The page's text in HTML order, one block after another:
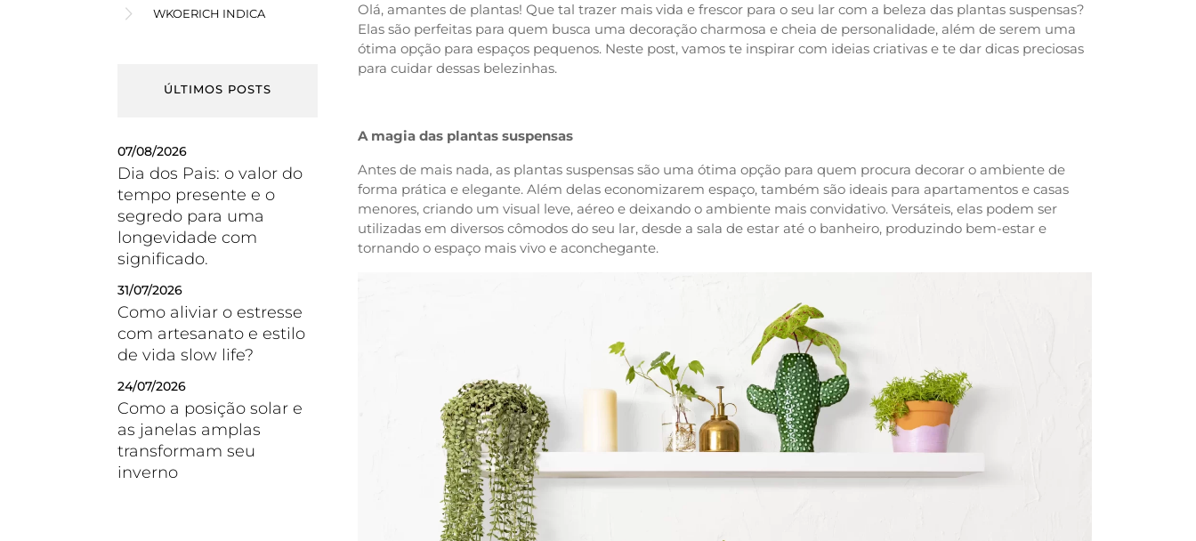
WKOERICH INDICA
ÚLTIMOS POSTS
07/08/2026
Dia dos Pais: o valor do
tempo presente e o
segredo para uma
longevidade com
significado.
31/07/2026
Como aliviar o estresse
com artesanato e estilo
de vida slow life?
24/07/2026
Como a posição solar e
as janelas amplas
transformam seu
inverno
Olá, amantes de plantas! Que tal trazer mais vida e frescor para o seu lar com a beleza das plantas suspensas?
Elas são perfeitas para quem busca uma decoração charmosa e cheia de personalidade, além de serem uma
ótima opção para espaços pequenos. Neste post, vamos te inspirar com ideias criativas e te dar dicas preciosas
para cuidar dessas belezinhas.
A magia das plantas suspensas
Antes de mais nada, as plantas suspensas são uma ótima opção para quem procura decorar o ambiente de
forma prática e elegante. Além delas economizarem espaço, também são ideais para apartamentos e casas
menores, criando um visual leve, aéreo e deixando o ambiente mais convidativo. Versáteis, elas podem ser
utilizadas em diversos cômodos do seu lar, desde a sala de estar até o banheiro, produzindo bem-estar e
tornando o espaço mais vivo e aconchegante.